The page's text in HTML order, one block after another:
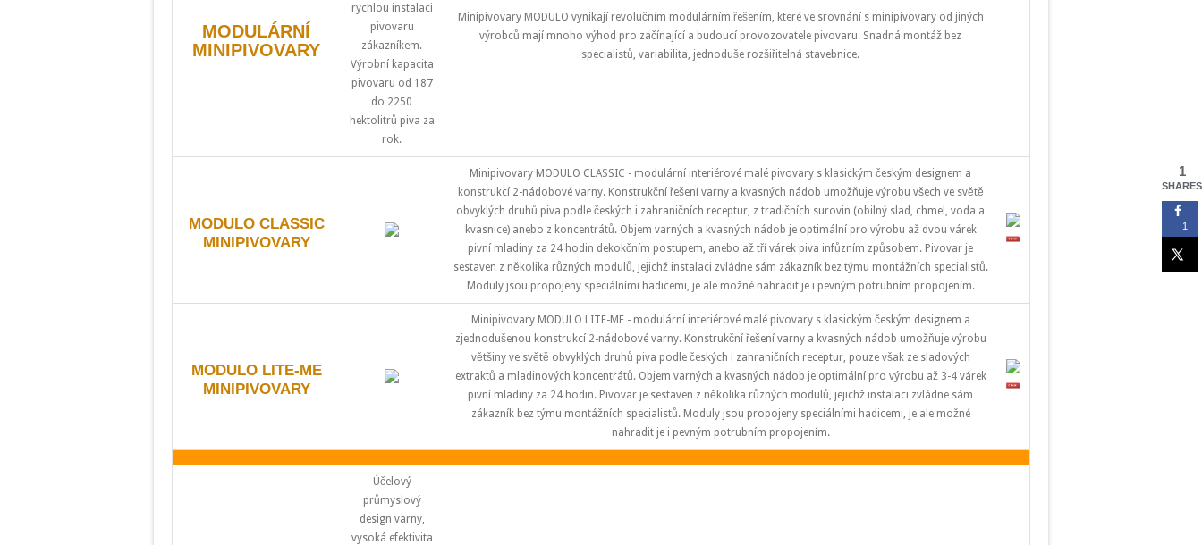
MODULÁRNÍ
MINIPIVOVARY
rychlou instalaci
pivovaru
zákazníkem.
Výrobní kapacita
pivovaru od 187
do 2250
hektolitrů piva za
rok.
Minipivovary MODULO vynikají revolučním modulárním řešením, které ve srovnání s minipivovary od jiných
výrobců mají mnoho výhod pro začínající a budoucí provozovatele pivovaru. Snadná montáž bez
specialistů, variabilita, jednoduše rozšiřitelná stavebnice.
MODULO CLASSIC
MINIPIVOVARY
Minipivovary MODULO CLASSIC - modulární interiérové malé pivovary s klasickým českým designem a
konstrukcí 2-nádobové varny. Konstrukční řešení varny a kvasných nádob umožňuje výrobu všech ve světě
obvyklých druhů piva podle českých i zahraničních receptur, z tradičních surovin (obilný slad, chmel, voda a
kvasnice) anebo z koncentrátů. Objem varných a kvasných nádob je optimální pro výrobu až dvou várek
pivní mladiny za 24 hodin dekokčním postupem, anebo až tří várek piva infůzním způsobem. Pivovar je
sestaven z několika různých modulů, jejichž instalaci zvládne sám zákazník bez týmu montážních specialistů.
Moduly jsou propojeny speciálními hadicemi, je ale možné nahradit je i pevným potrubním propojením.
MODULO LITE-ME
MINIPIVOVARY
Minipivovary MODULO LITE-ME - modulární interiérové malé pivovary s klasickým českým designem a
zjednodušenou konstrukcí 2-nádobové varny. Konstrukční řešení varny a kvasných nádob umožňuje výrobu
většiny ve světě obvyklých druhů piva podle českých i zahraničních receptur, pouze však ze sladových
extraktů a mladinových koncentrátů. Objem varných a kvasných nádob je optimální pro výrobu až 3-4 várek
pivní mladiny za 24 hodin. Pivovar je sestaven z několika různých modulů, jejichž instalaci zvládne sám
zákazník bez týmu montážních specialistů. Moduly jsou propojeny speciálními hadicemi, je ale možné
nahradit je i pevným potrubním propojením.
Účelový
průmyslový
design varny,
vysoká efektivita
1
SHARES
1